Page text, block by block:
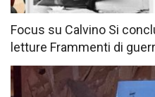
Focus su Calvino Si
letture Frammenti di